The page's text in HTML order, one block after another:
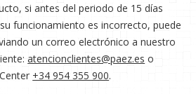
si antes del periodo de 15 días
funcionamiento es incorrecto, puede
un correo electrónico a nuestro
atencionclientes@paez.es o
+34 954 355 900.